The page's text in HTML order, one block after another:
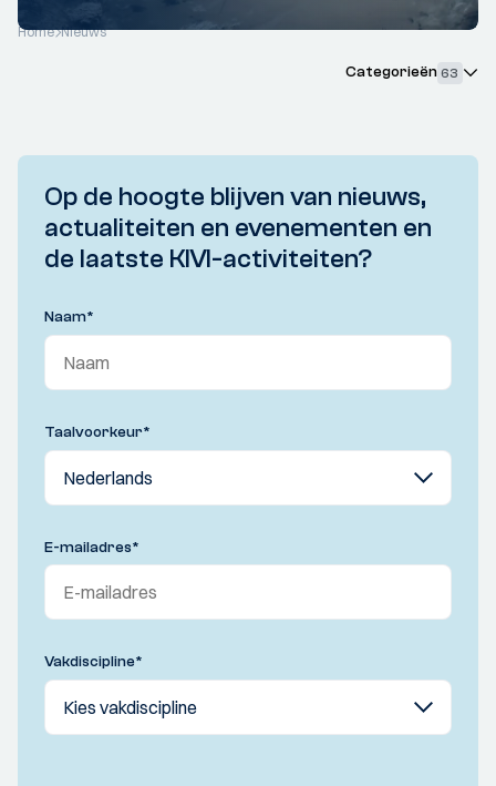
Home Nieuws
Categorieën 63
Op de hoogte blijven van nieuws,
actualiteiten en evenementen en
de laatste KIVI-activiteiten?
Naam*
Taalvoorkeur*
E-mailadres*
Vakdiscipline*